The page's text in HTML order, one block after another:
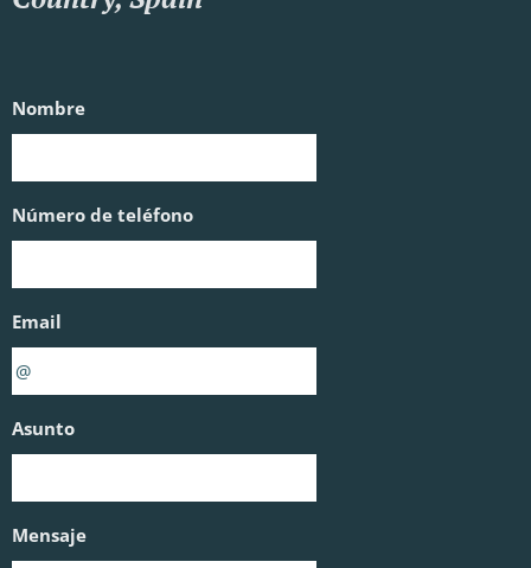
Nombre
Número de teléfono
Email
Asunto
Mensaje